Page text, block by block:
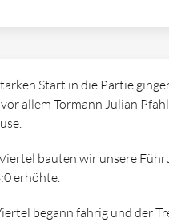
Start in die Partie
allem Tormann Julian
bauten wir unsere
erhöhte.
begann fahrig und der